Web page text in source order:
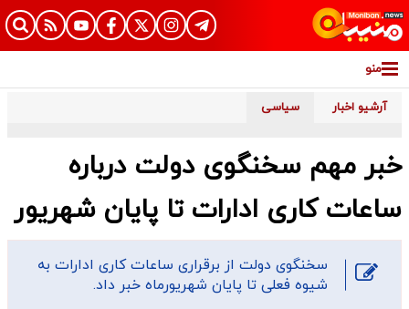
منو
آرشیو اخبار سیاسی
خبر مهم سخنگوی دولت درباره
ساعات کاری ادارات تا پایان شهریور
سخنگوی دولت از برقراری ساعات کاری ادارات به
شیوه فعلی تا پایان شهریورماه خبر داد.